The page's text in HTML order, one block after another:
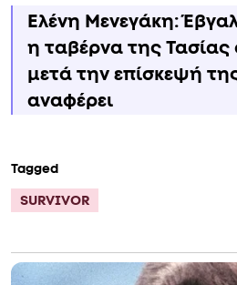
Ελένη Μενεγάκη:
η ταβέρνα της Τασίας
μετά την επίσκεψή της
αναφέρει
Tagged
SURVIVOR